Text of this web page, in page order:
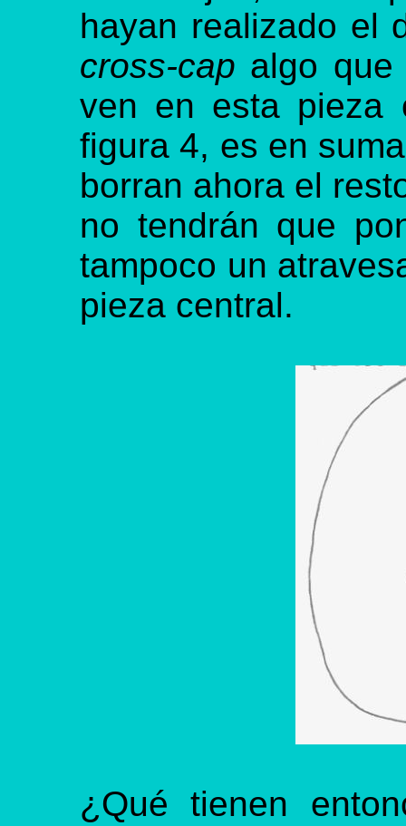
hayan realizado el
cross-cap algo
ven en esta pieza
figura 4, es en
borran ahora el
no tendrán que
tampoco un
pieza central.
¿Qué tienen